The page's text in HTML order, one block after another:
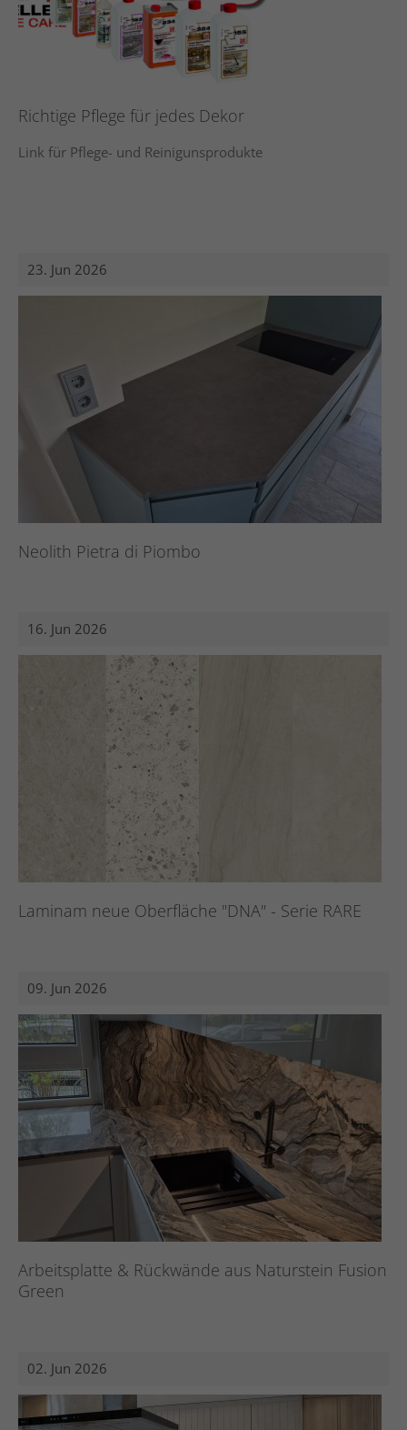
Richtige Pflege für jedes Dekor
Link für Pflege- und Reinigunsprodukte
23. Jun 2026
Neolith Pietra di Piombo
16. Jun 2026
Laminam neue Oberfläche "DNA" - Serie RARE
09. Jun 2026
Arbeitsplatte & Rückwände aus Naturstein Fusion
Green
02. Jun 2026